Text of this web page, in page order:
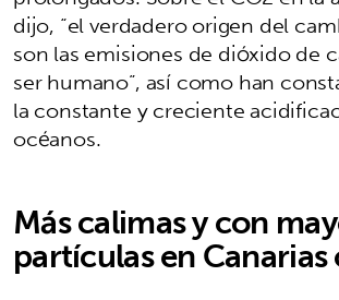
dijo, “el verdadero origen del
son las emisiones de dióxido de
ser humano”, así como han
la constante y creciente
océanos.
Más calimas y con
partículas en